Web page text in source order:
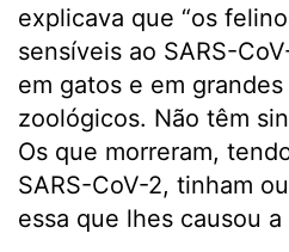
explicava que “os
sensíveis ao SARS-
em gatos e em
zoológicos. Não têm
Os que morreram,
SARS-CoV-2, tinham
essa que lhes causou a